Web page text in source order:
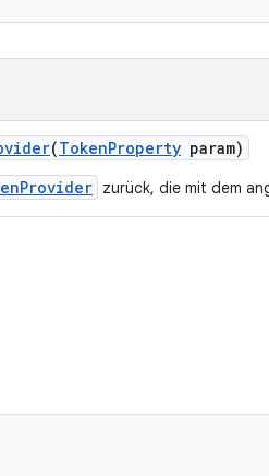
(TokenProperty param)
zurück, die mit dem